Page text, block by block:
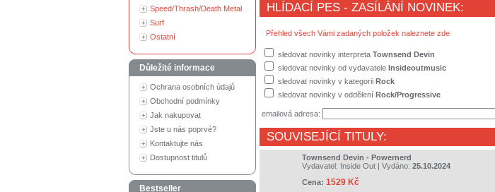
Speed/Thrash/Death Metal
Surf
Ostatní
Důležité informace
Ochrana osobních údajů
Obchodní podmínky
Jak nakupovat
Jste u nás poprvé?
Kontaktujte nás
Dostupnost titulů
Bestseller
HLÍDACÍ PES - ZASÍLÁNÍ NOVINEK:
Přehled všech Vámi zadaných položek naleznete zde
sledovat novinky interpreta Townsend Devin
sledovat novinky od vydavatele Insideoutmusic
sledovat novinky v kategorii Rock
sledovat novinky v oddělení Rock/Progressive
emailová adresa:
SOUVISEJÍCÍ TITULY:
Townsend Devin - Powernerd
Vydavatel: Inside Out | Vydáno: 25.10.2024
Cena: 1529 Kč